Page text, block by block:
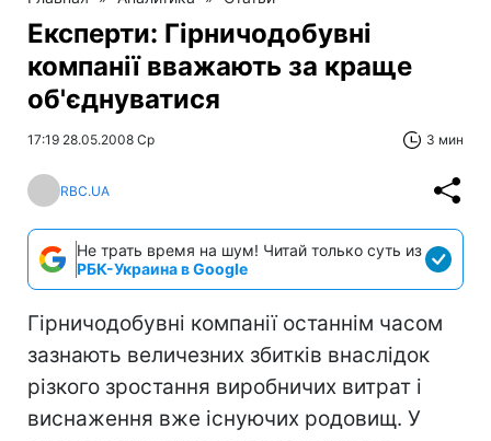
Експерти: Гірничодобувні
компанії вважають за краще
об'єднуватися
17:19 28.05.2008 Ср 3 мин
RBC.UA
Не трать время на шум! Читай только суть из
РБК-Украина в Google
Гірничодобувні компанії останнім часом
зазнають величезних збитків внаслідок
різкого зростання виробничих витрат і
виснаження вже існуючих родовищ. У